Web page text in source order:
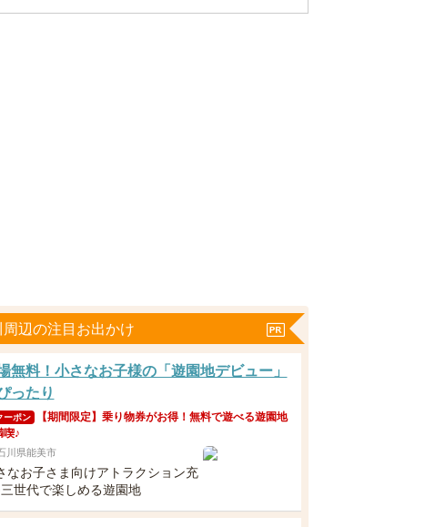
周辺の注目お出かけ
無料！小さなお子様の「遊園地デビュー」
ったり
ーポン
【期間限定】乗り物券がお得！無料で遊べる遊園地
喫♪
川県能美市
なお子さま向けアトラクション充
世代で楽しめる遊園地